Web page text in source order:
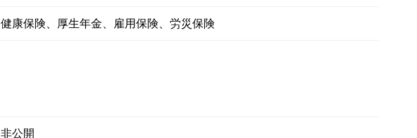
健康保険、厚生年金、雇用保険、労災保険
非公開